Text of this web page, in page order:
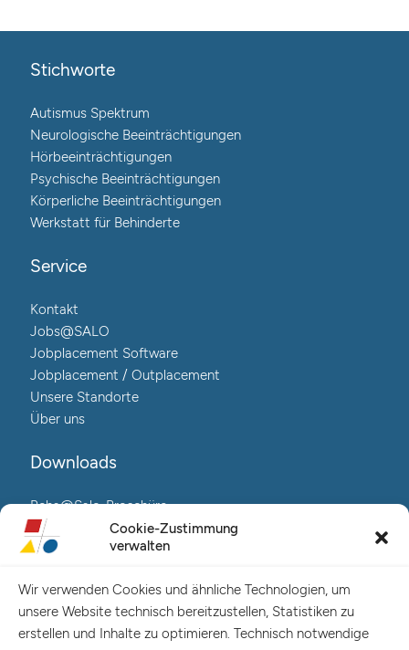
Cookie-Zustimmung
verwalten
Wir verwenden Cookies und ähnliche Technologien, um
unsere Website technisch bereitzustellen, Statistiken zu
erstellen und Inhalte zu optimieren. Technisch notwendige
Stichworte
Autismus Spektrum
Neurologische Beeinträchtigungen
Hörbeeinträchtigungen
Psychische Beeinträchtigungen
Körperliche Beeinträchtigungen
Werkstatt für Behinderte
Service
Kontakt
Jobs@SALO
Jobplacement Software
Jobplacement / Outplacement
Unsere Standorte
Über uns
Downloads
Reha@Salo-Broschüre
Neuro@Salo-Broschüre
AuReA@Salo-Broschüre
Salo Holding AG – Hauptverwaltung Hamburg
Spaldingstraße 57-59 / Rosenallee 6-8
20097 Hamburg